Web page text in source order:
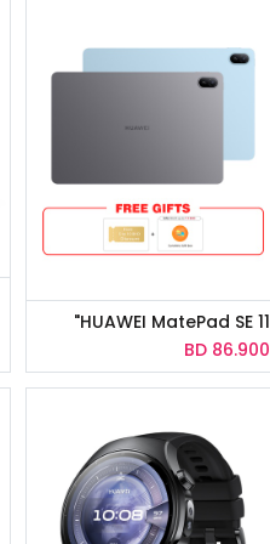
HUAWEI MatePad SE 11"
BD 86.900